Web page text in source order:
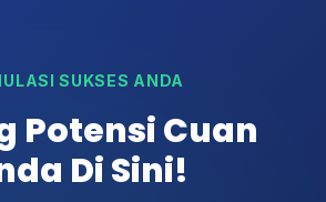
SUKSES ANDA
Potensi Cuan
Di Sini!